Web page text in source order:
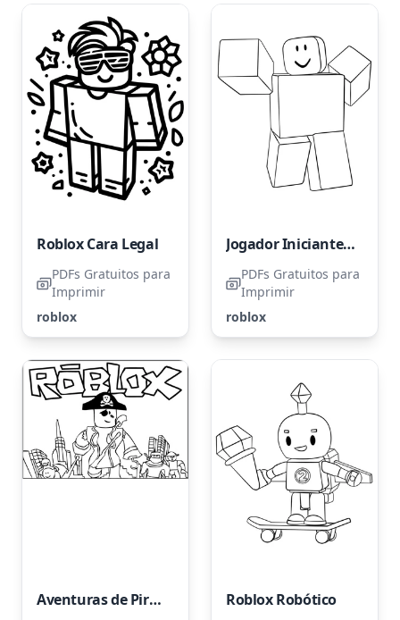
Roblox Cara Legal
PDFs Gratuitos para
Imprimir
roblox
Jogador Iniciante de Roblox
PDFs Gratuitos para
Imprimir
roblox
Aventuras de Pirata no Roblox Roblox Robótico